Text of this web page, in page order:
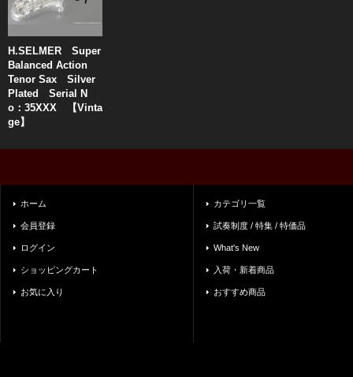
H.SELMER Super
Balanced Action
Tenor Sax Silver
Plated Serial N
o：35XXX 【Vinta
ge】
ホーム
会員登録
ログイン
ショッピングカート
お気に入り
カテゴリ一覧
試奏制度 / 特集 / 特価品
What's New
入荷・新着商品
おすすめ商品